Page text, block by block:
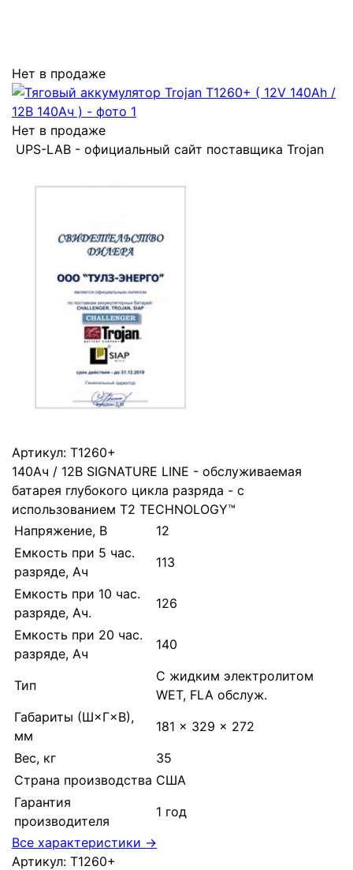
Нет в продаже
Нет в продаже
UPS-LAB - официальный сайт поставщика Trojan
Артикул: T1260+
140Ач / 12В SIGNATURE LINE - обслуживаемая
батарея глубокого цикла разряда - с
использованием T2 TECHNOLOGY™
Напряжение, В
12
Емкость при 5 час.
разряде, Ач
113
Емкость при 10 час.
разряде, Ач.
126
Емкость при 20 час.
разряде, Ач
140
Тип
С жидким электролитом
WET, FLA обслуж.
Габариты (Ш×Г×В),
мм
181 × 329 × 272
Вес, кг
35
Страна производства США
Гарантия
производителя
1 год
Все характеристики →
Артикул: T1260+